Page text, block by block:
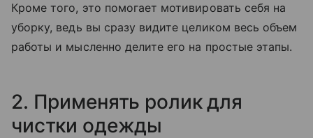
Кроме того, это помогает мотивировать себя на
уборку, ведь вы сразу видите целиком весь объем
работы и мысленно делите его на простые этапы.
2. Применять ролик для
чистки одежды